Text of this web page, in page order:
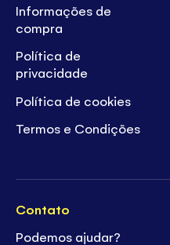
Informações de
compra
Política de
privacidade
Política de cookies
Termos e Condições
Contato
Podemos ajudar?